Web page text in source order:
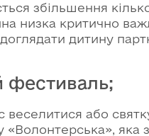
збільшення
низка критично
дитину
фестиваль;
веселитися або
яка